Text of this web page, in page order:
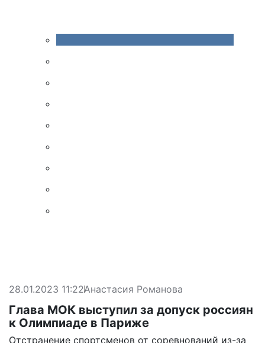
28.01.2023 11:22Анастасия Романова
Глава МОК выступил за допуск россиян
к Олимпиаде в Париже
Отстранение спортсменов от соревнований из-за